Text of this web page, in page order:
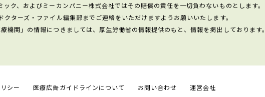
ク、およびミーカンパニー株式会社ではその賠償の責任を一切負わないものとします。
ターズ・ファイル編集部までご連絡をいただけますようお願いいたします。
機関」の情報につきましては、厚生労働省の情報提供のもと、情報を掲出しております。
シー 医療広告ガイドラインについて お問い合わせ 運営会社